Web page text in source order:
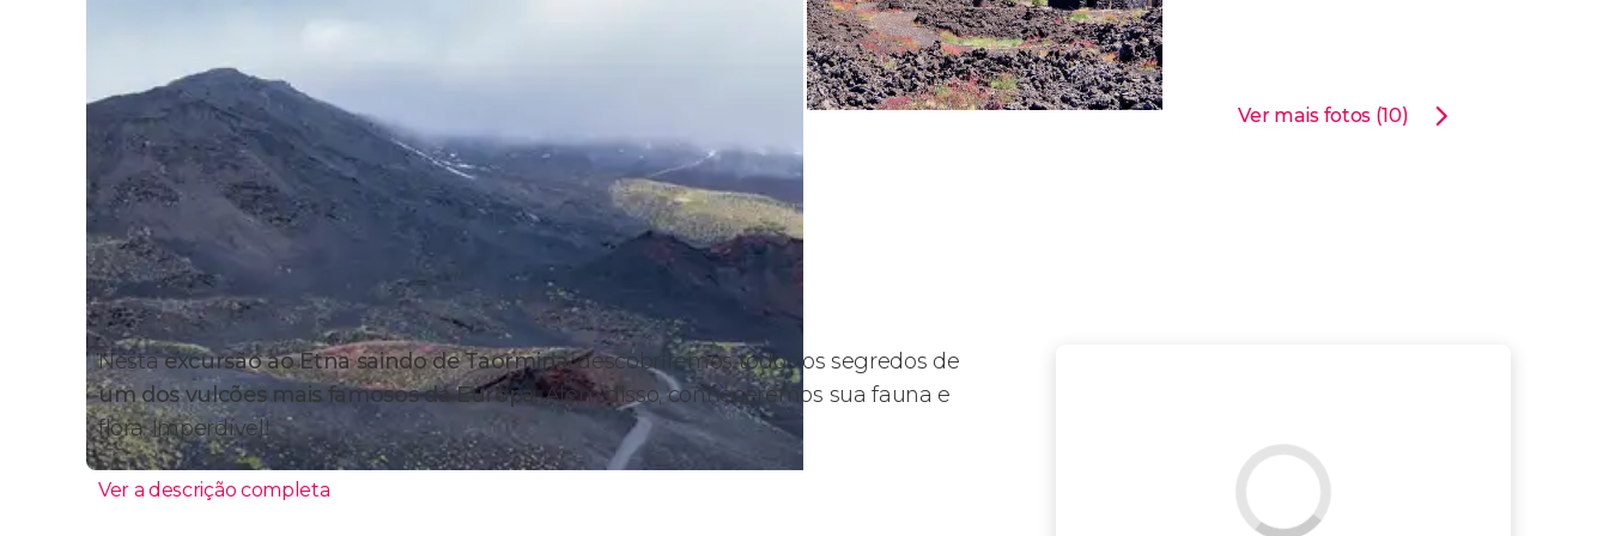
Ver mais fotos (10)
Nestaexcursão ao Etna saindo de Taormina, descobriremos todos os segredos de
um dos vulcões mais famosos da Europa. Além disso, conheceremos sua fauna e
flora. Imperdível!
Ver a descrição completa